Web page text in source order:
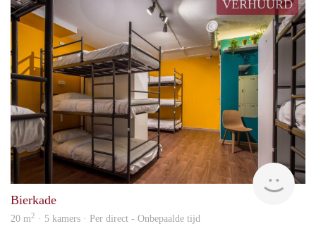
VERHUURD
Anne
Bierkade
20 m2 · 5 kamers · Per direct - Onbepaalde tijd